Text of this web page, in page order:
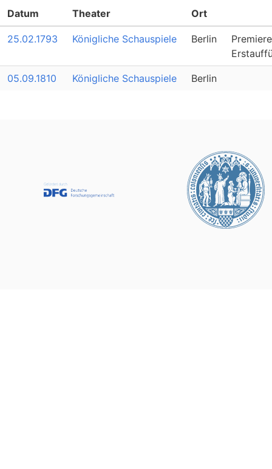
Datum Theater Ort
25.02.1793 Königliche Schauspiele Berlin
Premiere
05.09.1810 Königliche Schauspiele Berlin